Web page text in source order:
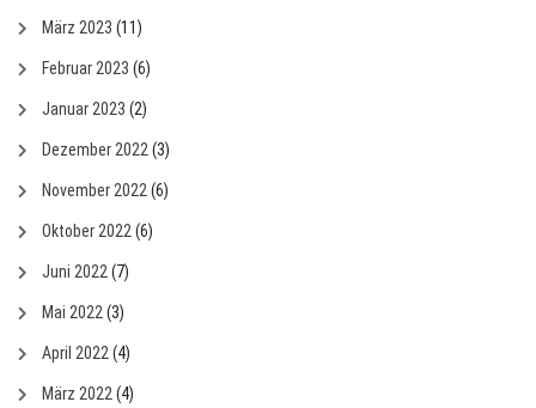
März 2023 (11)
Februar 2023 (6)
Januar 2023 (2)
Dezember 2022 (3)
November 2022 (6)
Oktober 2022 (6)
Juni 2022 (7)
Mai 2022 (3)
April 2022 (4)
März 2022 (4)